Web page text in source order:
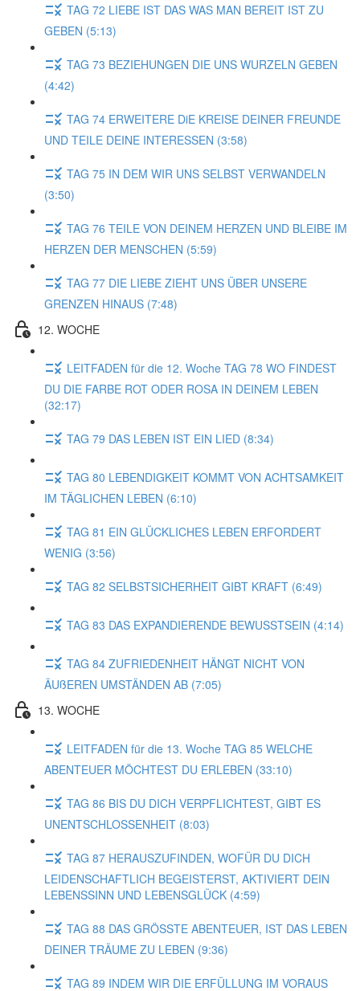
TAG 72 LIEBE IST DAS WAS MAN BEREIT IST ZU
GEBEN (5:13)
TAG 73 BEZIEHUNGEN DIE UNS WURZELN GEBEN
(4:42)
TAG 74 ERWEITERE DiE KREISE DEINER FREUNDE
UND TEILE DEINE INTERESSEN (3:58)
TAG 75 IN DEM WIR UNS SELBST VERWANDELN
(3:50)
TAG 76 TEILE VON DEINEM HERZEN UND BLEIBE IM
HERZEN DER MENSCHEN (5:59)
TAG 77 DIE LIEBE ZIEHT UNS ÜBER UNSERE
GRENZEN HINAUS (7:48)
12. WOCHE
LEITFADEN für die 12. Woche TAG 78 WO FINDEST
DU DIE FARBE ROT ODER ROSA IN DEINEM LEBEN
(32:17)
TAG 79 DAS LEBEN IST EIN LIED (8:34)
TAG 80 LEBENDIGKEIT KOMMT VON ACHTSAMKEIT
IM TÄGLICHEN LEBEN (6:10)
TAG 81 EIN GLÜCKLICHES LEBEN ERFORDERT
WENIG (3:56)
TAG 82 SELBSTSICHERHEIT GIBT KRAFT (6:49)
TAG 83 DAS EXPANDIERENDE BEWUSSTSEIN (4:14)
TAG 84 ZUFRIEDENHEIT HÄNGT NICHT VON
ÄUßEREN UMSTÄNDEN AB (7:05)
13. WOCHE
LEITFADEN für die 13. Woche TAG 85 WELCHE
ABENTEUER MÖCHTEST DU ERLEBEN (33:10)
TAG 86 BIS DU DICH VERPFLICHTEST, GIBT ES
UNENTSCHLOSSENHEIT (8:03)
TAG 87 HERAUSZUFINDEN, WOFÜR DU DICH
LEIDENSCHAFTLICH BEGEISTERST, AKTIVIERT DEIN
LEBENSSINN UND LEBENSGLÜCK (4:59)
TAG 88 DAS GRÖSSTE ABENTEUER, IST DAS LEBEN
DEINER TRÄUME ZU LEBEN (9:36)
TAG 89 INDEM WIR DIE ERFÜLLUNG IM VORAUS